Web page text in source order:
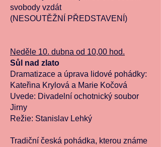
svobody vzdát
(NESOUTĚŽNÍ PŘEDSTAVENÍ)
Neděle 10. dubna od 10,00 hod.
Sůl nad zlato
Dramatizace a úprava lidové pohádky:
Kateřina Krylová a Marie Kočová
Uvede: Divadelní ochotnický soubor
Jirny
Režie: Stanislav Lehký
Tradiční česká pohádka, kterou známe